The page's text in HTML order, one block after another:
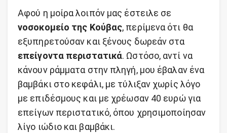
Αφού η μοίρα λοιπόν μας έστειλε σε
νοσοκομείο της Κούβας, περίμενα ότι θα
εξυπηρετούσαν και ξένους δωρεάν στα
επείγοντα περιστατικά. Ωστόσο, αντί να
κάνουν ράμματα στην πληγή, μου έβαλαν ένα
βαμβάκι στο κεφάλι, με τύλιξαν χωρίς λόγο
με επιδέσμους και με χρέωσαν 40 ευρώ για
επείγων περιστατικό, όπου χρησιμοποίησαν
λίγο ιώδιο και βαμβάκι.